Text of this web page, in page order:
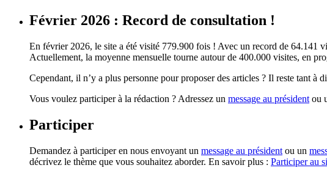
Février 2026 : Record de consultation !
En février 2026, le site a été visité 779.900 fois ! Avec un record de 64.141
Actuellement, la moyenne mensuelle tourne autour de 400.000 visites, en
Cependant, il n’y a plus personne pour proposer des articles ? Il reste tant à
Vous voulez participer à la rédaction ? Adressez un message au président ou
Participer
Demandez à participer en nous envoyant un message au président ou un
décrivez le thème que vous souhaitez aborder. En savoir plus : Participer au